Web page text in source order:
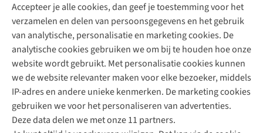
Accepteer je alle cookies, dan geef je toestemming voor het
verzamelen en delen van persoonsgegevens en het gebruik
van analytische, personalisatie en marketing cookies. De
analytische cookies gebruiken we om bij te houden hoe onze
website wordt gebruikt. Met personalisatie cookies kunnen
we de website relevanter maken voor elke bezoeker, middels
IP-adres en andere unieke kenmerken. De marketing cookies
gebruiken we voor het personaliseren van advertenties.
Deze data delen we met onze 11 partners.
+31 (0)85 888 50 88
+31 6 12 28 49 80
Contactformulier